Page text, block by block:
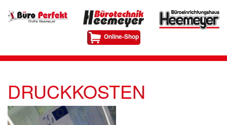
Online-Shop
DRUCKKOSTEN